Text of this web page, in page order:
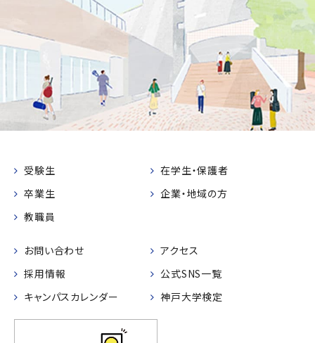
受験生
在学生・保護者
卒業生
企業・地域の方
教職員
お問い合わせ
アクセス
採用情報
公式SNS一覧
キャンパスカレンダー
神戸大学検定